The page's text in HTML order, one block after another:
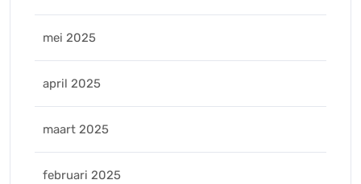
mei 2025
april 2025
maart 2025
februari 2025